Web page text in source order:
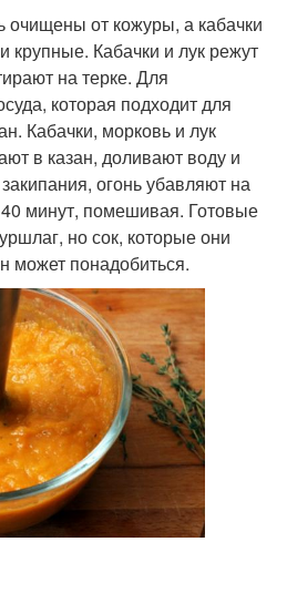
от кожуры, а кабачки
крупные. Кабачки и лук режут
на терке. Для
которая подходит для
Кабачки, морковь и лук
в казан, доливают воду и
огонь убавляют на
минут, помешивая. Готовые
но сок, которые они
может понадобиться.